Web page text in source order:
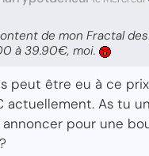
de mon Fractal
à 39.90€, moi.
peut être eu à ce
actuellement. As tu
pour une